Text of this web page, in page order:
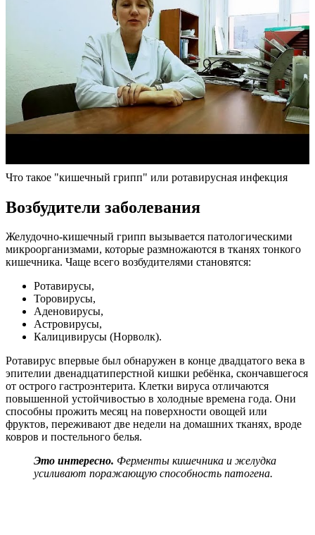
Что такое "кишечный грипп" или ротавирусная инфекция
Возбудители заболевания
Желудочно-кишечный грипп вызывается патологическими
микроорганизмами, которые размножаются в тканях тонкого
кишечника. Чаще всего возбудителями становятся:
Ротавирусы,
Торовирусы,
Аденовирусы,
Астровирусы,
Калицивирусы (Норволк).
Ротавирус впервые был обнаружен в конце двадцатого века в
эпителии двенадцатиперстной кишки ребёнка, скончавшегося
от острого гастроэнтерита. Клетки вируса отличаются
повышенной устойчивостью в холодные времена года. Они
способны прожить месяц на поверхности овощей или
фруктов, переживают две недели на домашних тканях, вроде
ковров и постельного белья.
Это интересно. Ферменты кишечника и желудка
усиливают поражающую способность патогена.